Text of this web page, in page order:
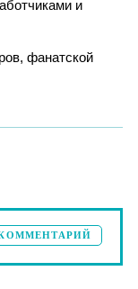
и
фанатской